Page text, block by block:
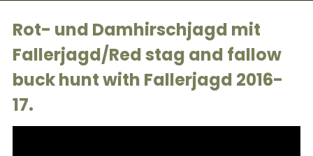
Rot- und Damhirschjagd mit
Fallerjagd/Red stag and fallow
buck hunt with Fallerjagd 2016-
17.